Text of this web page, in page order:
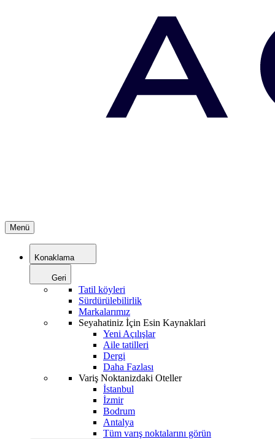
Menü
Konaklama
Geri
Tatil köyleri
Sürdürülebilirlik
Markalarımız
Seyahatiniz İçin Esin Kaynaklari
Yeni Açılışlar
Aile tatilleri
Dergi
Daha Fazlası
Variş Noktanizdaki Oteller
İstanbul
İzmir
Bodrum
Antalya
Tüm varış noktalarını görün